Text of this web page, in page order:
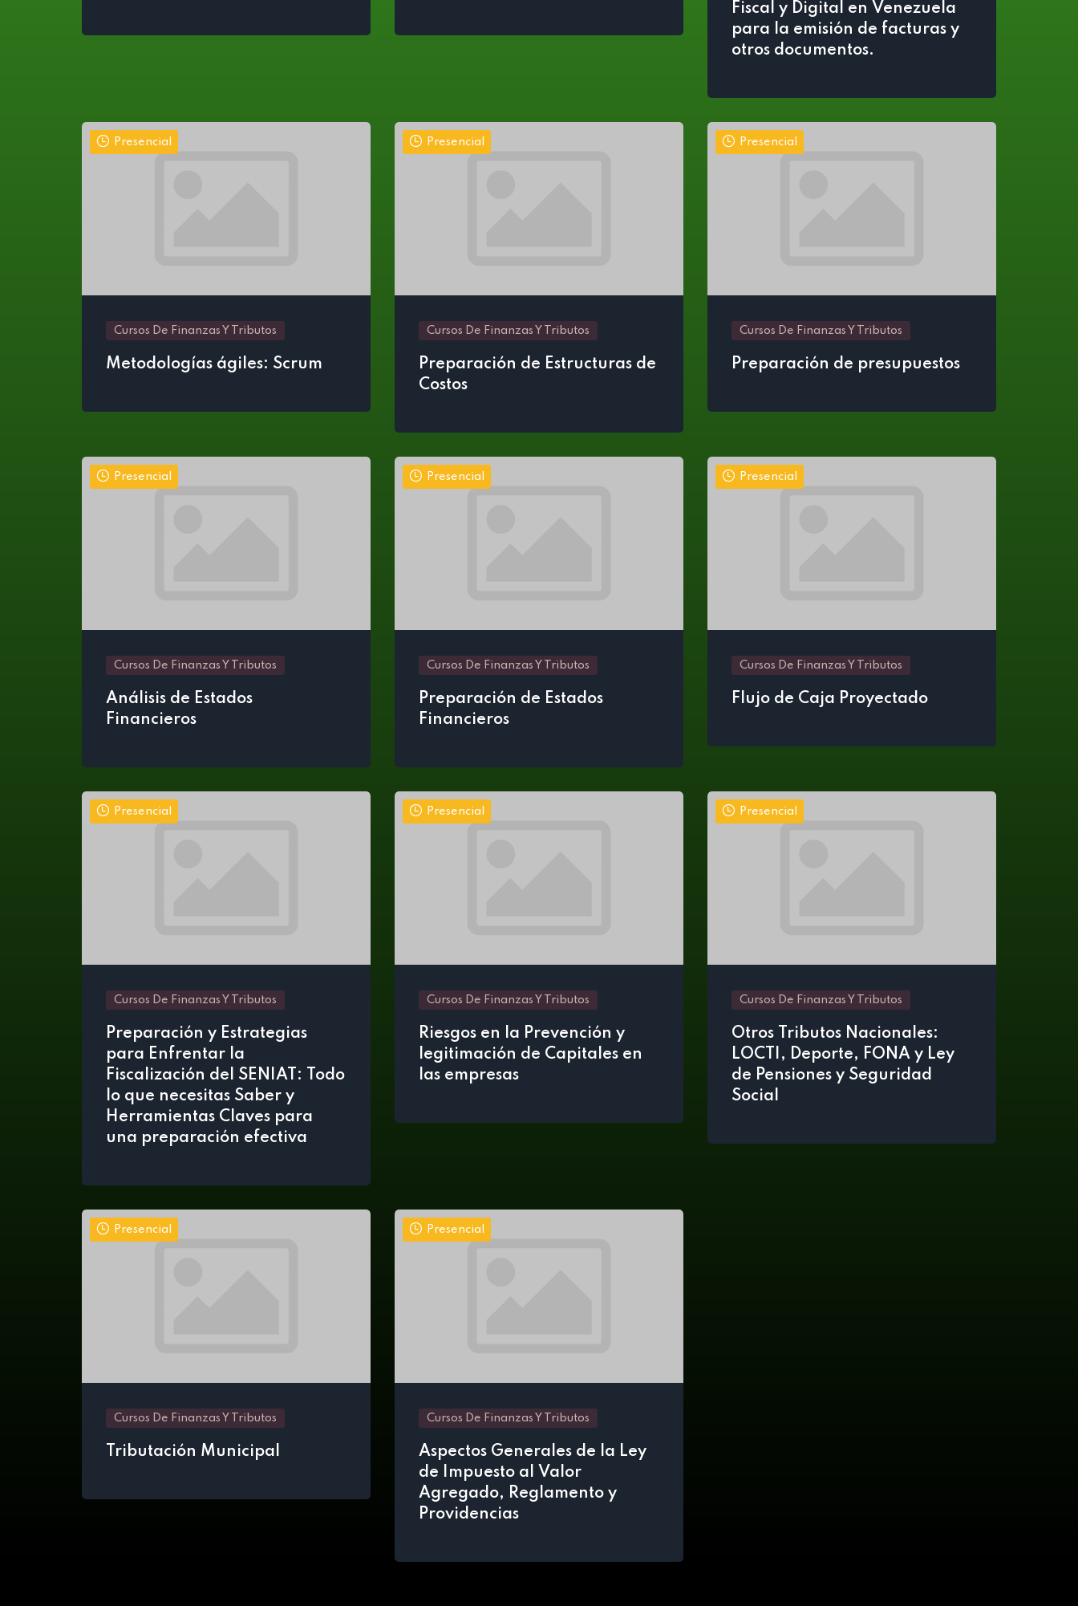
Fiscal y Digital en Venezuela
para la emisión de facturas y
otros documentos.
Presencial
Cursos De Finanzas Y Tributos
Metodologías ágiles: Scrum
Presencial
Cursos De Finanzas Y Tributos
Preparación de Estructuras de
Costos
Presencial
Cursos De Finanzas Y Tributos
Preparación de presupuestos
Presencial
Cursos De Finanzas Y Tributos
Análisis de Estados
Financieros
Presencial
Cursos De Finanzas Y Tributos
Preparación de Estados
Financieros
Presencial
Cursos De Finanzas Y Tributos
Flujo de Caja Proyectado
Presencial
Cursos De Finanzas Y Tributos
Preparación y Estrategias
para Enfrentar la
Fiscalización del SENIAT: Todo
lo que necesitas Saber y
Herramientas Claves para
una preparación efectiva
Presencial
Cursos De Finanzas Y Tributos
Riesgos en la Prevención y
legitimación de Capitales en
las empresas
Presencial
Cursos De Finanzas Y Tributos
Otros Tributos Nacionales:
LOCTI, Deporte, FONA y Ley
de Pensiones y Seguridad
Social
Presencial
Cursos De Finanzas Y Tributos
Tributación Municipal
Presencial
Cursos De Finanzas Y Tributos
Aspectos Generales de la Ley
de Impuesto al Valor
Agregado, Reglamento y
Providencias